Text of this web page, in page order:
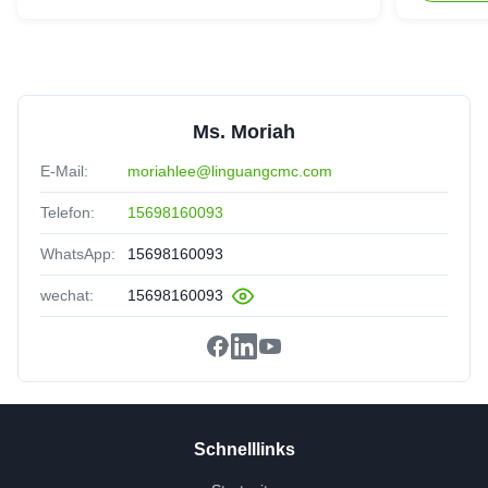
Ms. Moriah
E-Mail: moriahlee@linguangcmc.com
Telefon: 15698160093
WhatsApp: 15698160093
wechat: 15698160093
Schnelllinks